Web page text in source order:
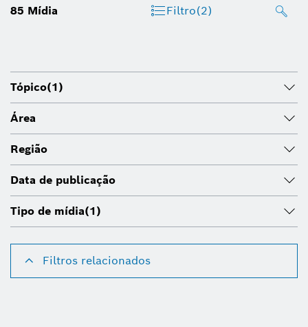
85 Mídia Filtro(2)
Tópico(1)
Área
Região
Data de publicação
Tipo de mídia(1)
Filtros relacionados